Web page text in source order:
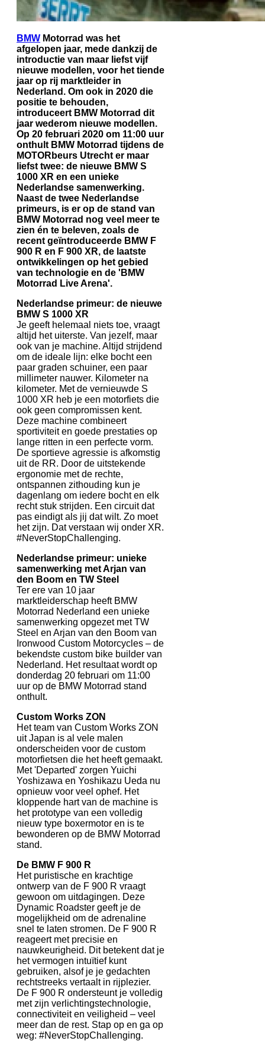
BMW Motorrad was het
afgelopen jaar, mede dankzij de
introductie van maar liefst vijf
nieuwe modellen, voor het tiende
jaar op rij marktleider in
Nederland. Om ook in 2020 die
positie te behouden,
introduceert BMW Motorrad dit
jaar wederom nieuwe modellen.
Op 20 februari 2020 om 11:00 uur
onthult BMW Motorrad tijdens de
MOTORbeurs Utrecht er maar
liefst twee: de nieuwe BMW S
1000 XR en een unieke
Nederlandse samenwerking.
Naast de twee Nederlandse
primeurs, is er op de stand van
BMW Motorrad nog veel meer te
zien én te beleven, zoals de
recent geïntroduceerde BMW F
900 R en F 900 XR, de laatste
ontwikkelingen op het gebied
van technologie en de 'BMW
Motorrad Live Arena'.
Nederlandse primeur: de nieuwe
BMW S 1000 XR
Je geeft helemaal niets toe, vraagt
altijd het uiterste. Van jezelf, maar
ook van je machine. Altijd strijdend
om de ideale lijn: elke bocht een
paar graden schuiner, een paar
millimeter nauwer. Kilometer na
kilometer. Met de vernieuwde S
1000 XR heb je een motorfiets die
ook geen compromissen kent.
Deze machine combineert
sportiviteit en goede prestaties op
lange ritten in een perfecte vorm.
De sportieve agressie is afkomstig
uit de RR. Door de uitstekende
ergonomie met de rechte,
ontspannen zithouding kun je
dagenlang om iedere bocht en elk
recht stuk strijden. Een circuit dat
pas eindigt als jij dat wilt. Zo moet
het zijn. Dat verstaan wij onder XR.
#NeverStopChallenging.
Nederlandse primeur: unieke
samenwerking met Arjan van
den Boom en TW Steel
Ter ere van 10 jaar
marktleiderschap heeft BMW
Motorrad Nederland een unieke
samenwerking opgezet met TW
Steel en Arjan van den Boom van
Ironwood Custom Motorcycles – de
bekendste custom bike builder van
Nederland. Het resultaat wordt op
donderdag 20 februari om 11:00
uur op de BMW Motorrad stand
onthult.
Custom Works ZON
Het team van Custom Works ZON
uit Japan is al vele malen
onderscheiden voor de custom
motorfietsen die het heeft gemaakt.
Met 'Departed' zorgen Yuichi
Yoshizawa en Yoshikazu Ueda nu
opnieuw voor veel ophef. Het
kloppende hart van de machine is
het prototype van een volledig
nieuw type boxermotor en is te
bewonderen op de BMW Motorrad
stand.
De BMW F 900 R
Het puristische en krachtige
ontwerp van de F 900 R vraagt
gewoon om uitdagingen. Deze
Dynamic Roadster geeft je de
mogelijkheid om de adrenaline
snel te laten stromen. De F 900 R
reageert met precisie en
nauwkeurigheid. Dit betekent dat je
het vermogen intuïtief kunt
gebruiken, alsof je je gedachten
rechtstreeks vertaalt in rijplezier.
De F 900 R ondersteunt je volledig
met zijn verlichtingstechnologie,
connectiviteit en veiligheid – veel
meer dan de rest. Stap op en ga op
weg: #NeverStopChallenging.